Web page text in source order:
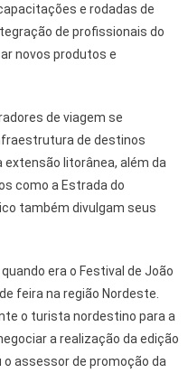
e rodadas de
de profissionais do
novos produtos e
de viagem se
de destinos
litorânea, além da
como a Estrada do
também divulgam seus
era o Festival de João
feira na região Nordeste.
o turista nordestino para a
a realização da edição
o assessor de promoção da